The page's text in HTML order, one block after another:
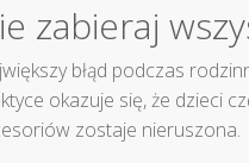
zabieraj
błąd podczas
okazuje się, że dzieci
zostaje nieruszona.